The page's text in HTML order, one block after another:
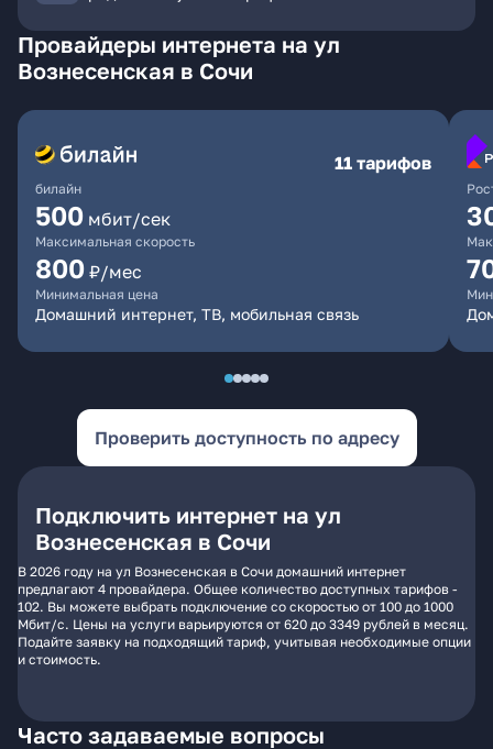
Провайдеры интернета на ул
Вознесенская в Сочи
билайн
11 тарифов
500 мбит/сек
Максимальная скорость
800 ₽/мес
Минимальная цена
Домашний интернет, ТВ, мобильная связь
Проверить доступность по адресу
Подключить интернет на ул
Вознесенская в Сочи
В 2026 году на ул Вознесенская в Сочи домашний интернет
предлагают 4 провайдера. Общее количество доступных тарифов -
102. Вы можете выбрать подключение со скоростью от 100 до 1000
Мбит/с. Цены на услуги варьируются от 620 до 3349 рублей в месяц.
Подайте заявку на подходящий тариф, учитывая необходимые опции
и стоимость.
Часто задаваемые вопросы